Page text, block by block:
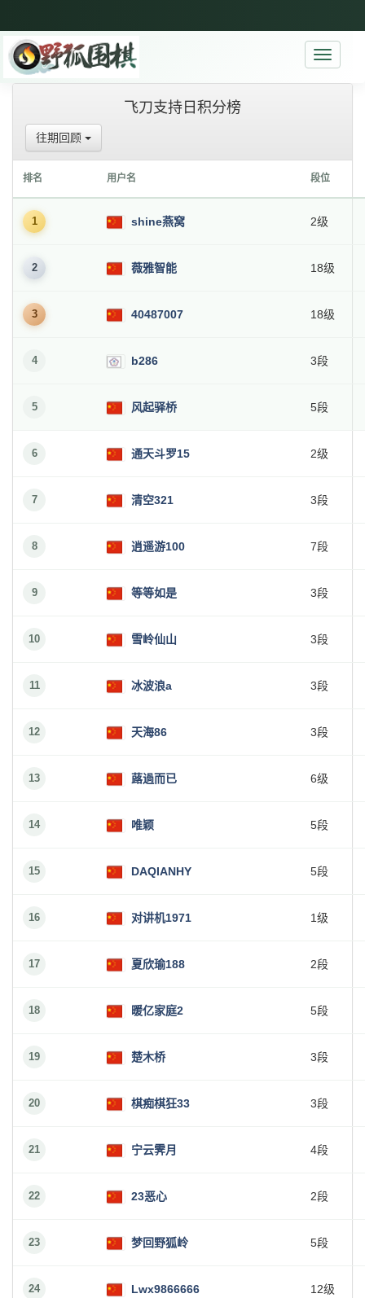
Toggle
飞刀支持日积分榜
往期回顾
排名 用户名 段位
1 shine燕窝 2级
2 薇雅智能 18级
3 40487007 18级
4 b286 3段
5 风起驿桥 5段
6 通天斗罗15 2级
7 清空321 3段
8 逍遥游100 7段
9 等等如是 3段
10 雪岭仙山 3段
11 冰波浪a 3段
12 天海86 3段
13 蕗過而已 6级
14 唯颖 5段
15 DAQIANHY 5段
16 对讲机1971 1级
17 夏欣瑜188 2段
18 暖亿家庭2 5段
19 楚木桥 3段
20 棋痴棋狂33 3段
21 宁云霁月 4段
22 23恶心 2段
23 梦回野狐岭 5段
24 Lwx9866666 12级